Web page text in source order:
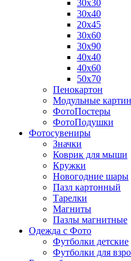
30х30
30х40
20х45
30х60
30х90
40х40
40х60
50х70
Пенокартон
Модульные
ФотоПостеры
ФотоПодушки
Фотоcувениры
Значки
Коврик для мыши
Кружки
Новогодние шары
Пазл картонный
Тарелки
Магниты
Пазлы магнитные
Одежда с Фото
Футболки детские
Футболки для